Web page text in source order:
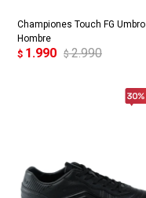
Championes Touch FG Umbro
Hombre
$ 1.990 $ 2.990